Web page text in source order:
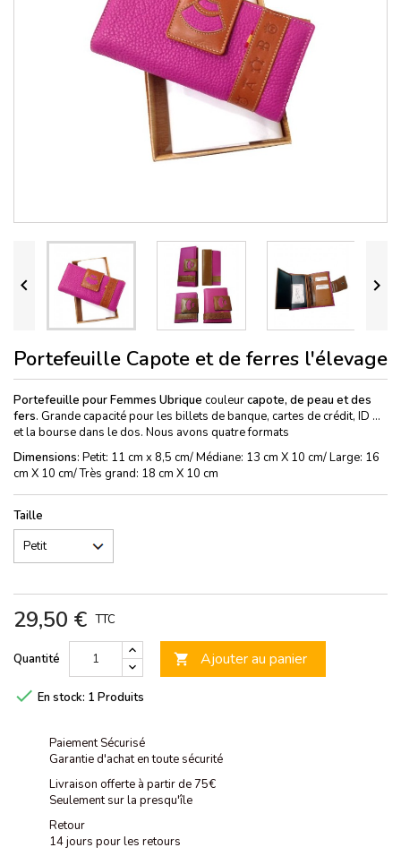
 
Portefeuille Capote et de ferres l'élevage
Portefeuille pour Femmes Ubrique couleurcapote, de peau et des
fers. Grande capacité pour les billets de banque, cartes de crédit, ID ...
et la bourse dans le dos. Nous avons quatre formats
Dimensions: Petit: 11 cm x 8,5 cm/ Médiane: 13 cm X 10 cm/ Large: 16
cm X 10 cm/ Très grand: 18 cm X 10 cm
Taille
29,50 € TTC
Quantité  Ajouter au panier
 En stock: 1 Produits
Paiement Sécurisé
Garantie d'achat en toute sécurité
Livraison offerte à partir de 75€
Seulement sur la presqu'île
Retour
14 jours pour les retours